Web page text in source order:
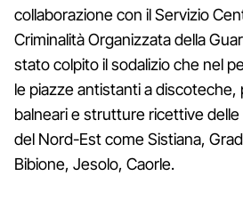
collaborazione con il Servizio
Criminalità Organizzata della
stato colpito il sodalizio che nel
le piazze antistanti a discoteche,
balneari e strutture ricettive
del Nord-Est come Sistiana,
Bibione, Jesolo, Caorle.